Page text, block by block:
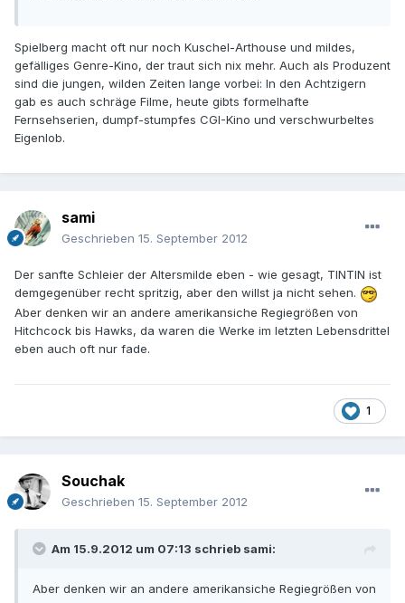
Spielberg macht oft nur noch Kuschel-Arthouse und mildes,
gefälliges Genre-Kino, der traut sich nix mehr. Auch als Produzent
sind die jungen, wilden Zeiten lange vorbei: In den Achtzigern
gab es auch schräge Filme, heute gibts formelhafte
Fernsehserien, dumpf-stumpfes CGI-Kino und verschwurbeltes
Eigenlob.
sami
Geschrieben 15. September 2012
Der sanfte Schleier der Altersmilde eben - wie gesagt, TINTIN ist
demgegenüber recht spritzig, aber den willst ja nicht sehen.
Aber denken wir an andere amerikansiche Regiegrößen von
Hitchcock bis Hawks, da waren die Werke im letzten Lebensdrittel
eben auch oft nur fade.
1
Souchak
Geschrieben 15. September 2012
Am 15.9.2012 um 07:13 schrieb sami:
Aber denken wir an andere amerikansiche Regiegrößen von